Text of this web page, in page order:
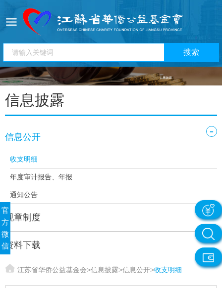
信息披露
信息公开
-
收支明细
年度审计报告、年报
通知公告
规章制度
资料下载
江苏省华侨公益基金会>信息披露>信息公开>收支明细
官
方
微
信